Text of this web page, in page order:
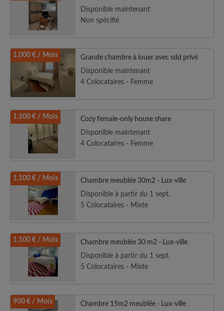
Disponible maintenant
Non spécifié
1.000 € / Mois
Grande chambre à louer avec sdd privé
Disponible maintenant
4 Colocataires - Femme
1.100 € / Mois
Cozy female-only house share
Disponible maintenant
4 Colocataires - Femme
1.100 € / Mois
Chambre meublée 30m2 - Lux-ville
Disponible à partir du 1 sept.
5 Colocataires - Mixte
1.100 € / Mois
Chambre meublée 30 m2 - Lux-ville
Disponible à partir du 1 sept.
5 Colocataires - Mixte
900 € / Mois
Chambre 15m2 meublée - Lux-ville